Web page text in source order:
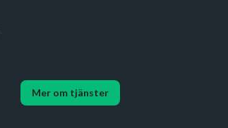
Mer om tjänster